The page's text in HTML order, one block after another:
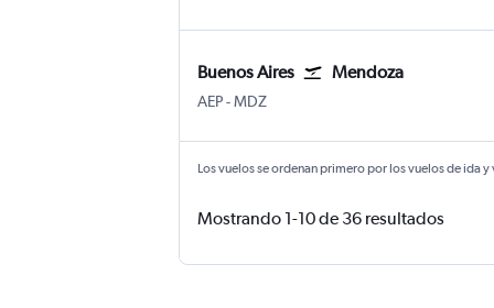
Buenos Aires Mendoza
AEPBuenos Aires Aeroparque Jorge Newbery
-MDZ
Los vuelos se ordenan primero por los vuelos de ida
Mostrando 1-10 de 36 resultados